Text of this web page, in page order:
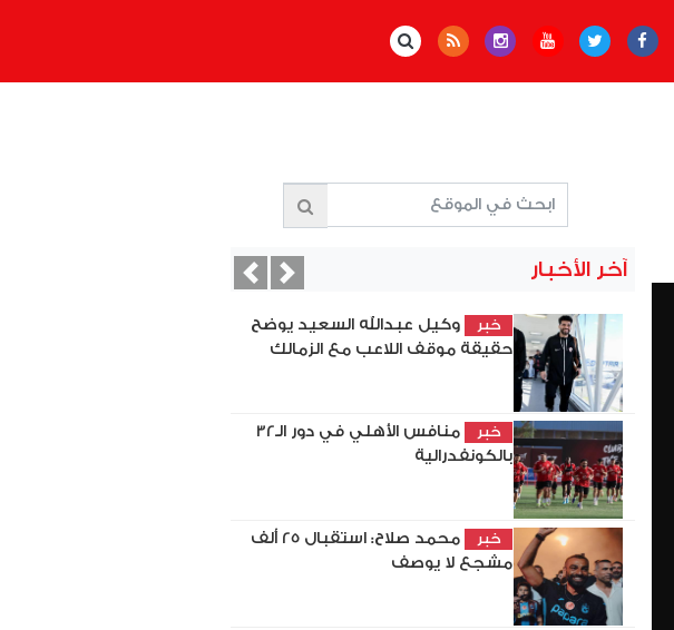
آخر الأخبار
خبر
وكيل عبدالله السعيد يوضح
حقيقة موقف اللاعب مع الزمالك
خبر
منافس الأهلي في دور الـ32
بالكونفدرالية
خبر
محمد صلاح: استقبال 25 ألف
مشجع لا يوصف
PreviousNext